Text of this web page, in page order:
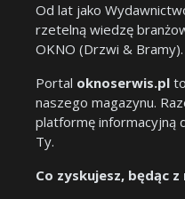
Od lat jako
rzetelną wiedzę
OKNO (Drzwi &
Portal oknoserwis.pl
naszego magazynu.
platformę informacyjną
Ty.
Co zyskujesz, będąc z